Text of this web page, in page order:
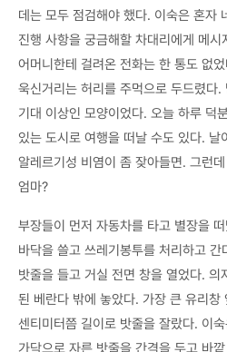
데는 모두 점검해야 했다. 이숙은 혼자
진행 사항을 궁금해할 차대리에게 메
어머니한테 걸려온 전화는 한 통도 없
욱신거리는 허리를 주먹으로 두드렸다
기대 이상인 모양이었다. 오늘 하루 덕
있는 도시로 여행을 떠날 수도 있다. 날
알레르기성 비염이 좀 잦아들면. 그런
엄마?
부장들이 먼저 자동차를 타고 별장을
바닥을 쓸고 쓰레기봉투를 처리하고
밧줄을 들고 거실 전면 창을 열었다.
된 베란다 밖에 놓았다. 가장 큰 유리창
센티미터쯤 길이로 밧줄을 잘랐다. 이
가닥으로 자른 밧줄을 간격을 두고 바